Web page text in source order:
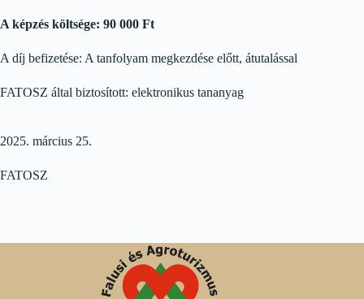
A képzés költsége: 90 000 Ft
A díj befizetése: A tanfolyam megkezdése előtt, átutalással
FATOSZ által biztosított: elektronikus tananyag
2025. március 25.
FATOSZ